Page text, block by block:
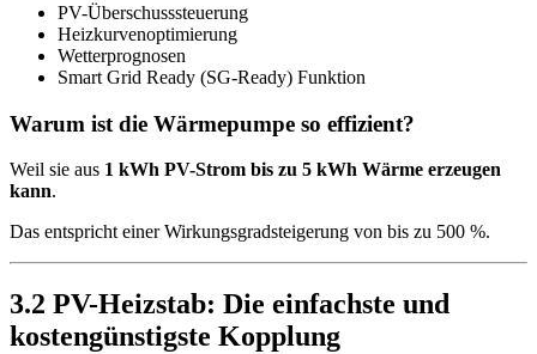
PV-Überschusssteuerung
Heizkurvenoptimierung
Wetterprognosen
Smart Grid Ready (SG-Ready) Funktion
Warum ist die Wärmepumpe so effizient?
Weil sie aus 1 kWh PV-Strom bis zu 5 kWh Wärme erzeugen
kann.
Das entspricht einer Wirkungsgradsteigerung von bis zu 500 %.
3.2 PV-Heizstab: Die einfachste und
kostengünstigste Kopplung